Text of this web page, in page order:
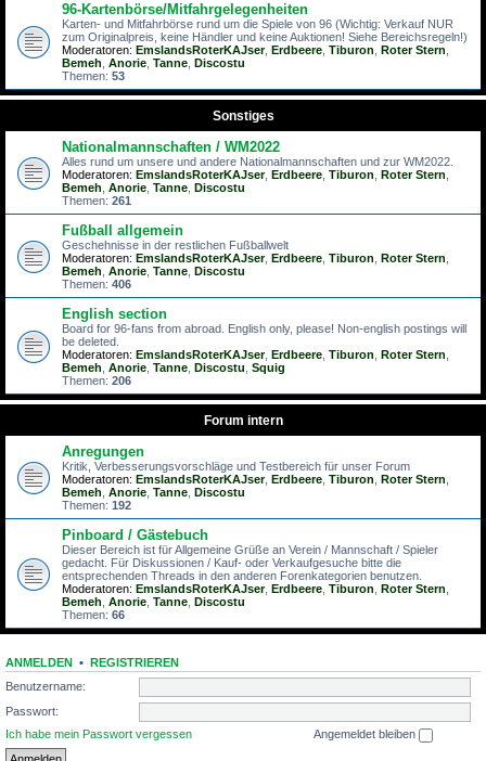
96-Kartenbörse/Mitfahrgelegenheiten
Karten- und Mitfahrbörse rund um die Spiele von 96 (Wichtig: Verkauf NUR
zum Originalpreis, keine Händler und keine Auktionen! Siehe Bereichsregeln!)
Moderatoren: EmslandsRoterKAJser, Erdbeere Tiburon Roter Stern
Bemeh Anorie Tanne Discostu
Themen: 53
Sonstiges
Nationalmannschaften / WM2022
Alles rund um unsere und andere Nationalmannschaften und zur WM2022.
Moderatoren: EmslandsRoterKAJser, Erdbeere Tiburon Roter Stern
Bemeh Anorie Tanne Discostu
Themen: 261
Fußball allgemein
Geschehnisse in der restlichen Fußballwelt
Moderatoren: EmslandsRoterKAJser, Erdbeere Tiburon Roter Stern
Bemeh Anorie Tanne Discostu
Themen: 406
English section
Board for 96-fans from abroad. English only, please! Non-english postings will
be deleted.
Moderatoren: EmslandsRoterKAJser, Erdbeere Tiburon Roter Stern
Bemeh Anorie Tanne Discostu Squig
Themen: 206
Forum intern
Anregungen
Kritik, Verbesserungsvorschläge und Testbereich für unser Forum
Moderatoren: EmslandsRoterKAJser, Erdbeere Tiburon Roter Stern
Bemeh Anorie Tanne Discostu
Themen: 192
Pinboard / Gästebuch
Dieser Bereich ist für Allgemeine Grüße an Verein / Mannschaft / Spieler
gedacht. Für Diskussionen / Kauf- oder Verkaufgesuche bitte die
entsprechenden Threads in den anderen Forenkategorien benutzen.
Moderatoren: EmslandsRoterKAJser, Erdbeere Tiburon Roter Stern
Bemeh Anorie Tanne Discostu
Themen: 66
ANMELDEN • REGISTRIEREN
Benutzername:
Passwort:
Ich habe mein Passwort vergessen
Angemeldet bleiben